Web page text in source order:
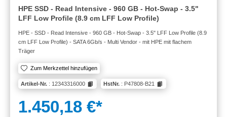
HPE SSD - Read Intensive - 960 GB - Hot-Swap - 3.5"
LFF Low Profile (8.9 cm LFF Low Profile)
HPE - SSD - Read Intensive - 960 GB - Hot-Swap - 3.5" LFF Low Profile (8.9
cm LFF Low Profile) - SATA 6Gb/s - Multi Vendor - mit HPE mit flachem
Träger
Zum Merkzettel hinzufügen
Artikel-Nr. : 12343316000 HstNr. : P47808-B21
1.450,18 €*